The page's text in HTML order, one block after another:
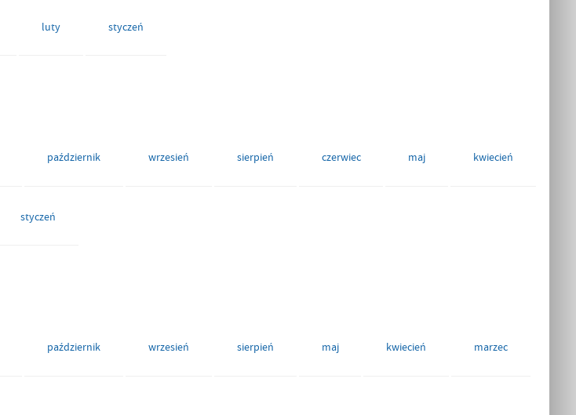
luty styczeń
październik wrzesień sierpień czerwiec maj kwiecień
styczeń
październik wrzesień sierpień maj kwiecień marzec